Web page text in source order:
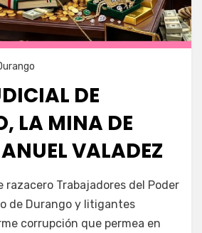
DE
LA MINA DE
VALADEZ
Servín
razacero Trabajadores del Poder
de Durango y litigantes
corrupción que permea en